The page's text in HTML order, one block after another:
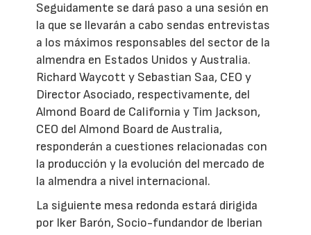
Seguidamente se dará paso a una sesión en
la que se llevarán a cabo sendas entrevistas
a los máximos responsables del sector de la
almendra en Estados Unidos y Australia.
Richard Waycott y Sebastian Saa, CEO y
Director Asociado, respectivamente, del
Almond Board de California y Tim Jackson,
CEO del Almond Board de Australia,
responderán a cuestiones relacionadas con
la producción y la evolución del mercado de
la almendra a nivel internacional.
La siguiente mesa redonda estará dirigida
por Iker Barón, Socio-fundandor de Iberian